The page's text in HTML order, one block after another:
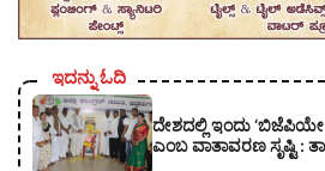
ಇದನ್ನು ಓದಿ
ದೇಶದಲ್ಲಿ ಇಂದು ‘ಬಿಜೆಪಿಯೇ
ಎಂಬ ವಾತಾವರಣ ಸೃಷ್ಟಿ :